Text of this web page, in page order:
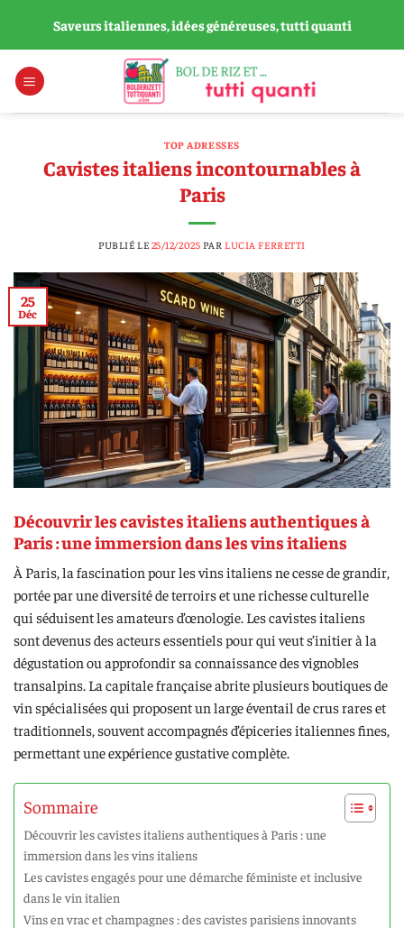
contenu
Saveurs italiennes, idées généreuses, tutti quanti
TOP ADRESSES
Cavistes italiens incontournables à
Paris
PUBLIÉ LE 25/12/2025 PAR LUCIA FERRETTI
25
Déc
Découvrir les cavistes italiens authentiques à
Paris : une immersion dans les vins italiens
À Paris, la fascination pour les vins italiens ne cesse de grandir,
portée par une diversité de terroirs et une richesse culturelle
qui séduisent les amateurs d’œnologie. Les cavistes italiens
sont devenus des acteurs essentiels pour qui veut s’initier à la
dégustation ou approfondir sa connaissance des vignobles
transalpins. La capitale française abrite plusieurs boutiques de
vin spécialisées qui proposent un large éventail de crus rares et
traditionnels, souvent accompagnés d’épiceries italiennes fines,
permettant une expérience gustative complète.
Sommaire
Découvrir les cavistes italiens authentiques à Paris : une
immersion dans les vins italiens
Les cavistes engagés pour une démarche féministe et inclusive
dans le vin italien
Vins en vrac et champagnes : des cavistes parisiens innovants